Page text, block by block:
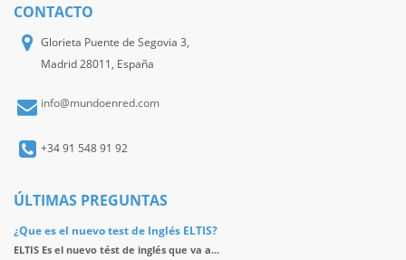
CONTACTO
Glorieta Puente de Segovia 3,
Madrid 28011, España
info@mundoenred.com
+34 91 548 91 92
ÚLTIMAS PREGUNTAS
¿Que es el nuevo test de Inglés ELTIS?
ELTIS Es el nuevo tést de inglés que va a...